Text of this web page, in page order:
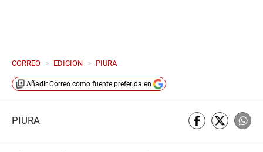
CORREO > EDICION > PIURA
Añadir Correo como fuente preferida en
PIURA